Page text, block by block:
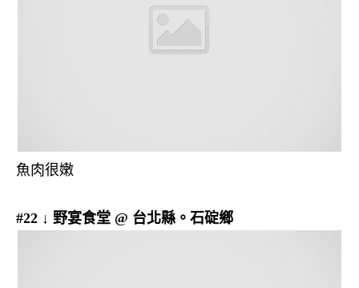
魚肉很嫩
#22 ↓ 野宴食堂 @ 台北縣。石碇鄉